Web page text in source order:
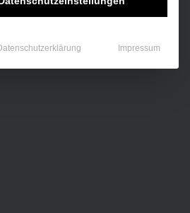
Impressum